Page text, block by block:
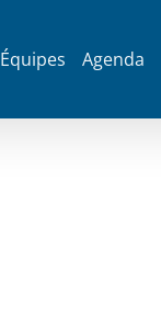
Équipes Agenda